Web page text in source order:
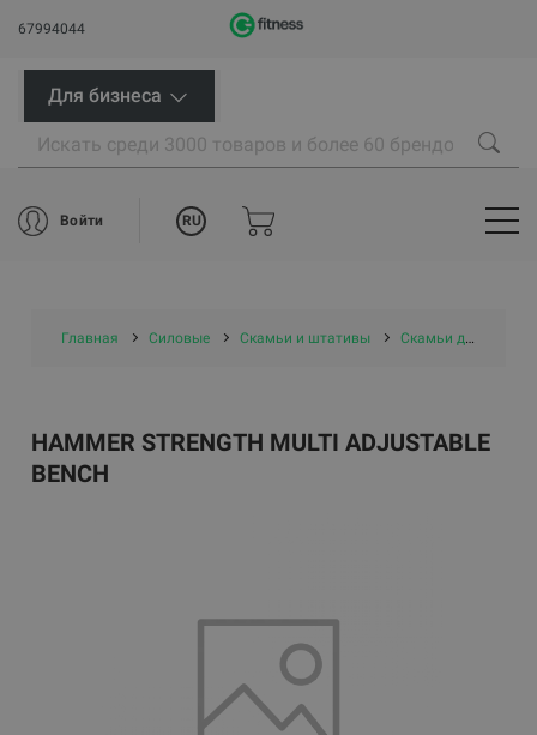
67994044
Для бизнеса
Войти RU
Главная Силовые Скамьи и штативы Скамьи для тренировок со свободными весами
HAMMER STRENGTH MULTI ADJUSTABLE
BENCH